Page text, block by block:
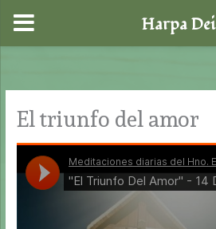
contenido
El triunfo del amor
Harpa Dei